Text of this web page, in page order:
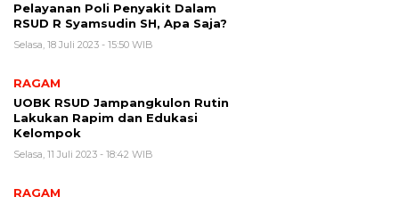
Pelayanan Poli Penyakit Dalam
RSUD R Syamsudin SH, Apa Saja?
Selasa, 18 Juli 2023 - 15:50 WIB
RAGAM
UOBK RSUD Jampangkulon Rutin
Lakukan Rapim dan Edukasi
Kelompok
Selasa, 11 Juli 2023 - 18:42 WIB
RAGAM